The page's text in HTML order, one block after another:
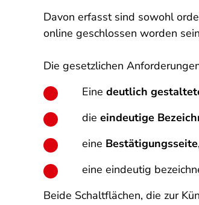
Davon erfasst sind sowohl
online geschlossen worden
Die gesetzlichen
Eine deutlich
die eindeutige
eine Bestätigungsseite
eine eindeutig
Beide Schaltflächen, die zur